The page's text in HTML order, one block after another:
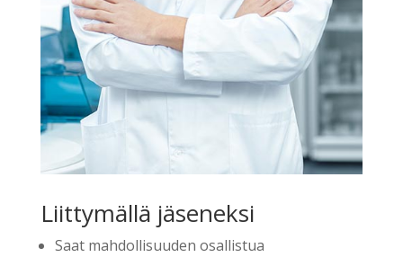
Liittymällä jäseneksi
Saat mahdollisuuden osallistua